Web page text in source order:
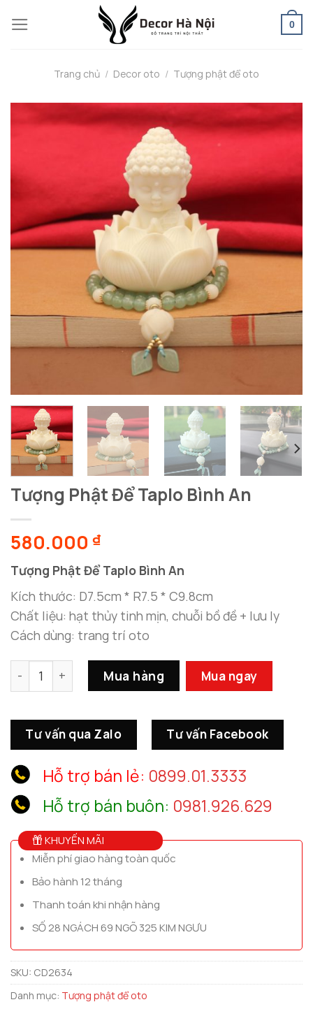
to
0
Trang chủ / Decor oto / Tượng phật để oto
Tượng Phật Để Taplo Bình An
580.000 ₫
Tượng Phật Để Taplo Bình An
Kích thước: D7.5cm * R7.5 * C9.8cm
Chất liệu: hạt thủy tinh mịn, chuỗi bồ đề + lưu ly
Cách dùng: trang trí oto
Tượng Phật Để Taplo Bình An số lượng
Mua hàng Mua ngay
Tư vấn qua Zalo Tư vấn Facebook
Hỗ trợ bán lẻ: 0899.01.3333
Hỗ trợ bán buôn: 0981.926.629
KHUYẾN MÃI
Miễn phí giao hàng toàn quốc
Bảo hành 12 tháng
Thanh toán khi nhận hàng
SỐ 28 NGÁCH 69 NGÕ 325 KIM NGƯU
SKU: CD2634
Danh mục: Tượng phật để oto